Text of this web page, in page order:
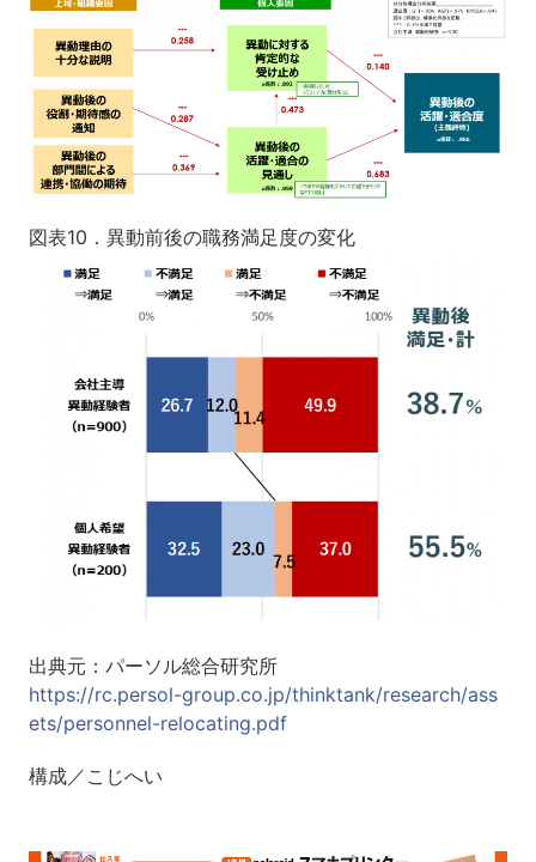
図表10．異動前後の職務満足度の変化
出典元：パーソル総合研究所
https://rc.persol-group.co.jp/thinktank/research/ass
ets/personnel-relocating.pdf
構成／こじへい